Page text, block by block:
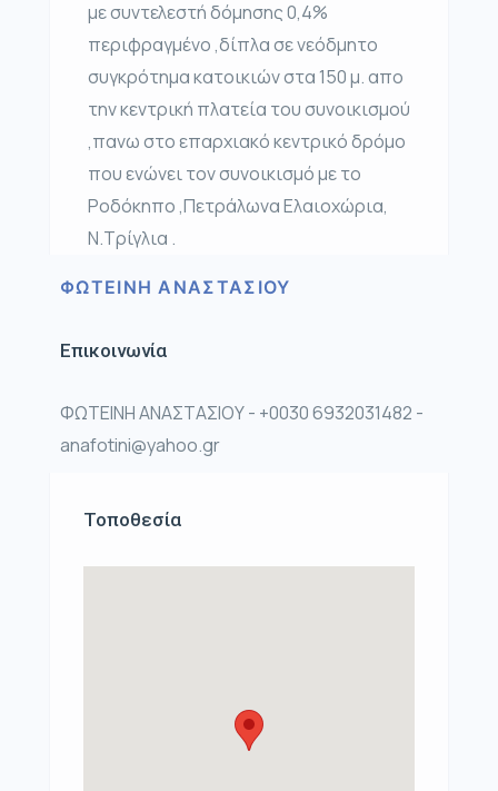
με συντελεστή δόμησης 0,4%
περιφραγμένο ,δίπλα σε νεόδμητο
συγκρότημα κατοικιών στα 150 μ. απο
την κεντρική πλατεία του συνοικισμού
,πανω στο επαρχιακό κεντρικό δρόμο
που ενώνει τον συνοικισμό με το
Ροδόκηπο ,Πετράλωνα Ελαιοχώρια,
Ν.Τρίγλια .
ΦΩΤΕΙΝΗ ΑΝΑΣΤΑΣΙΟΥ
Επικοινωνία
ΦΩΤΕΙΝΗ ΑΝΑΣΤΑΣΙΟΥ - +0030 6932031482 -
anafotini@yahoo.gr
Τοποθεσία